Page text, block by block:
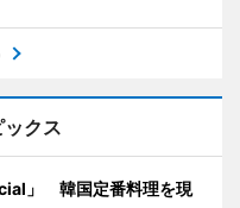
クス
」 韓国定番料理を現